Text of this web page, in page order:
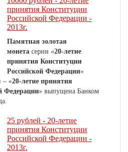
принятия Конституции
Российской Федерации -
2013г.
Памятная золотая
монета серии «20-летие
принятия Конституции
Российской Федерации»
– «20-летие принятия
Федерации» выпущена Банком
25 рублей - 20-летие
принятия Конституции
Российской Федерации -
2013г.